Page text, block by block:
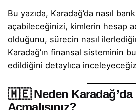
Bu yazıda, Karadağ’da nasıl
açabileceğinizi, kimlerin hesap
olduğunu, sürecin nasıl
Karadağ’ın finansal sisteminin
edildiğini detaylıca
🇲🇪 Neden Karadağ’da
Açmalısınız?